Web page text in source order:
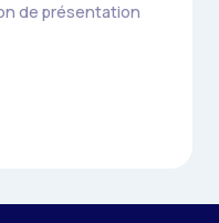
de présentation